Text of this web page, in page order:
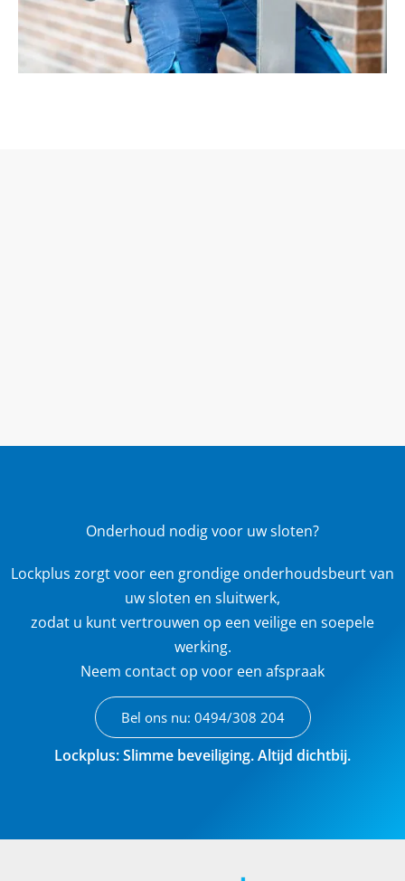
Onderhoud nodig voor uw sloten?
Lockplus zorgt voor een grondige onderhoudsbeurt van
uw sloten en sluitwerk,
zodat u kunt vertrouwen op een veilige en soepele
werking.
Neem contact op voor een afspraak
Bel ons nu: 0494/308 204
Lockplus: Slimme beveiliging. Altijd dichtbij.